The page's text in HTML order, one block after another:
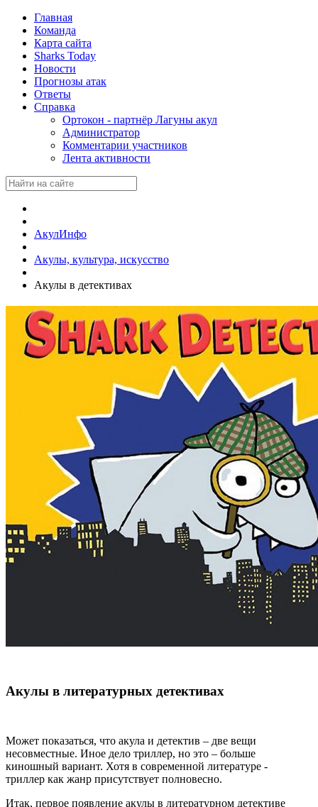
Главная
Команда
Карта сайта
Sharks Today
Новости
Прогнозы атак
Ответы
Справка
Ортокон - партнёр Лагуны акул
Администратор
Комментарии участников
Лента активности
АкулИнфо
Акулы, культура, искусство
Акулы в детективах
Акулы в литературных детективах
Может показаться, что акула и детектив – две вещи
несовместные. Иное дело триллер, но это – больше
киношный вариант. Хотя в современной литературе -
триллер как жанр присутствует полновесно.
Итак, первое появление акулы в литературном детективе